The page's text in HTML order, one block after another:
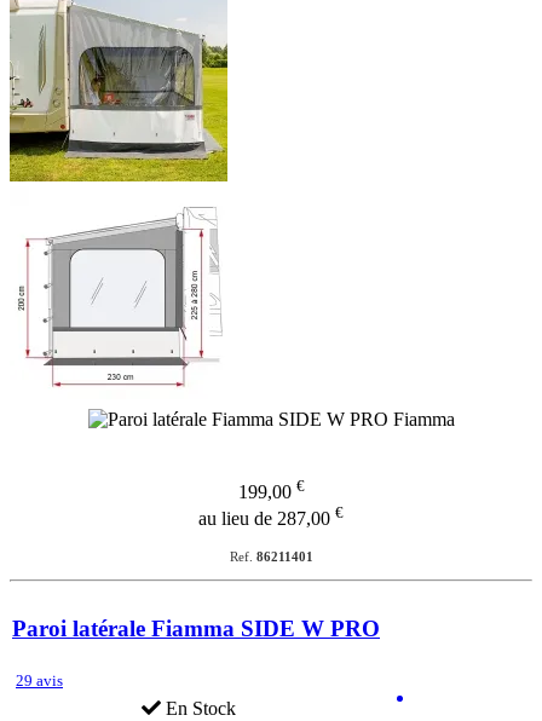
199,00 €
au lieu de 287,00 €
Ref. 86211401
Paroi latérale Fiamma SIDE W PRO
29 avis
En Stock